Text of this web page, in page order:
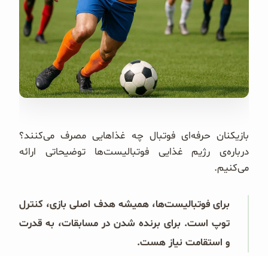
غلات و دانه‌های سالم
صبحانه و میان وعده
سبوس و جوانه‌ها
پک سلامتی OAB
کتاب‌های OAB
وبلاگ
بازیکنان حرفه‌ای فوتبال چه غذاهایی مصرف می‌کنند؟
درباره‌ی رژیم غذایی فوتبالیست‌ها توضیحاتی ارائه
می‌کنیم.
برای فوتبالیست‌ها، همیشه هدف اصلی بازی، کنترل
توپ است. برای برنده شدن در مسابقات، به قدرت
و استقامت نیاز هست.